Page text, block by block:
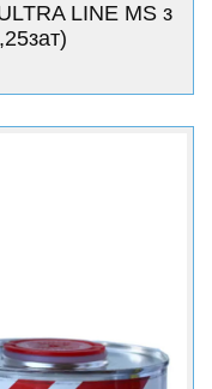
LINE MS з